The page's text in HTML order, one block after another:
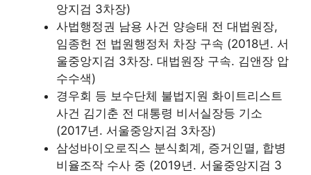
앙지검 3차장)
사법행정권 남용 사건 양승태 전 대법원장,
임종헌 전 법원행정처 차장 구속 (2018년. 서
울중앙지검 3차장. 대법원장 구속. 김앤장 압
수수색)
경우회 등 보수단체 불법지원 화이트리스트
사건 김기춘 전 대통령 비서실장등 기소
(2017년. 서울중앙지검 3차장)
삼성바이오로직스 분식회계, 증거인멸, 합병
비율조작 수사 중 (2019년. 서울중앙지검 3